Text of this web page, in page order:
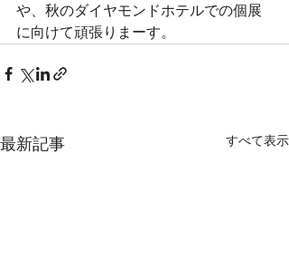
や、秋のダイヤモンドホテルでの個展
に向けて頑張りまーす。
最新記事 すべて表示